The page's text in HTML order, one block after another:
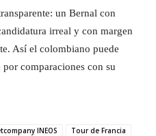
un Bernal con
irreal y con margen
Así el colombiano puede
comparaciones con su
INEOS Tour de Francia